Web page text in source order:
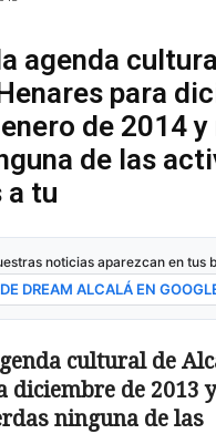
agenda
para
de 2014 y
de las
a tu
noticias aparezcan en tus
DREAM ALCALÁ EN
cultural de
diciembre de 2013
ninguna de las